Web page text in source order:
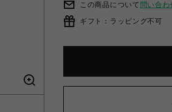
この商品について 問い合わ
ギフト：ラッピング不可